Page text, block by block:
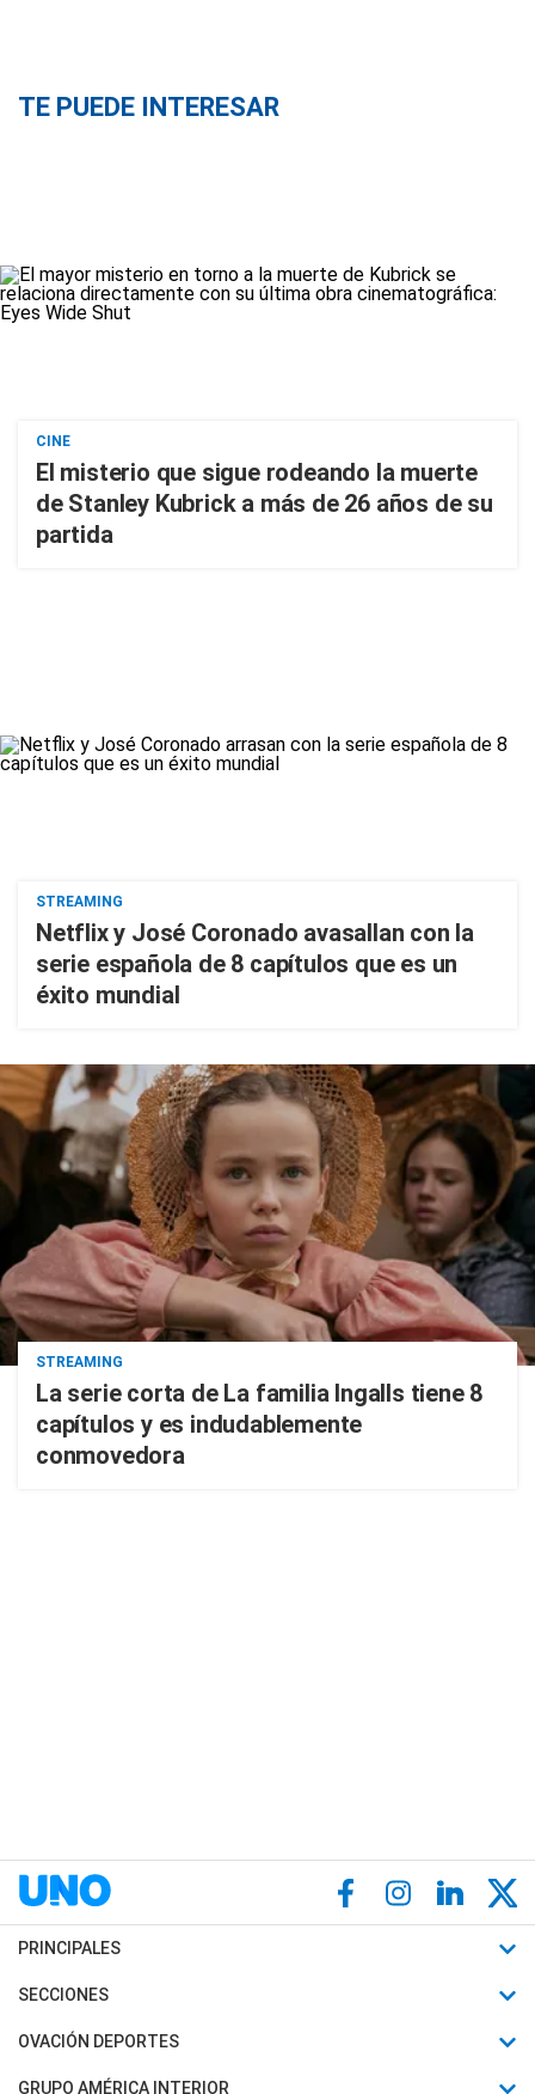
TE PUEDE INTERESAR
CINE
El misterio que sigue rodeando la muerte
de Stanley Kubrick a más de 26 años de su
partida
STREAMING
Netflix y José Coronado avasallan con la
serie española de 8 capítulos que es un
éxito mundial
STREAMING
La serie corta de La familia Ingalls tiene 8
capítulos y es indudablemente
conmovedora
PRINCIPALES
Últimas Noticias
Política
SECCIONES
Horóscopo
Motores
OVACIÓN DEPORTES
Fútbol
GRUPO AMÉRICA INTERIOR